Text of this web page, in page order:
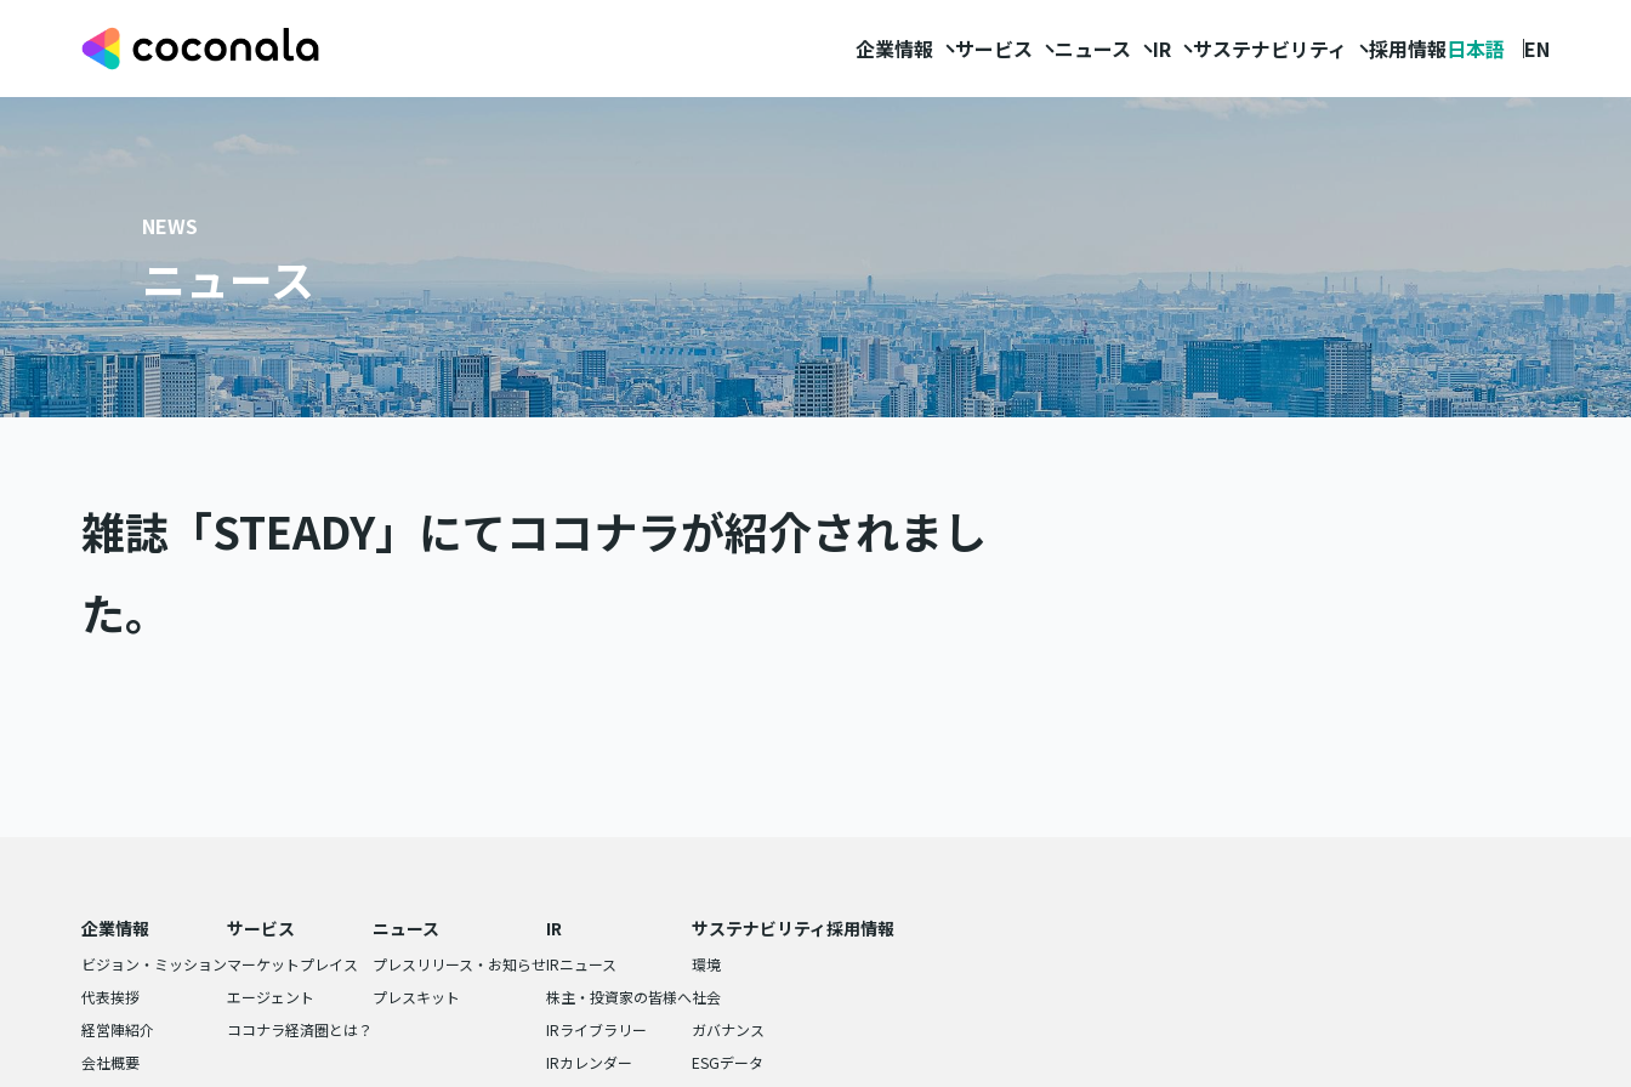
企業情報 サービス ニュース IR サステナビリティ 採用情報日本語 EN
NEWS
ニュース
雑誌「STEADY」にてココナラが紹介されまし
た。
企業情報
ビジョン・ミッション
代表挨拶
経営陣紹介
会社概要
サービス
マーケットプレイス
エージェント
ココナラ経済圏とは？
ニュース
プレスリリース・お知らせ
プレスキット
IR
IRニュース
株主・投資家の皆様へ
IRライブラリー
IRカレンダー
サステナビリティ
環境
社会
ガバナンス
ESGデータ
採用情報